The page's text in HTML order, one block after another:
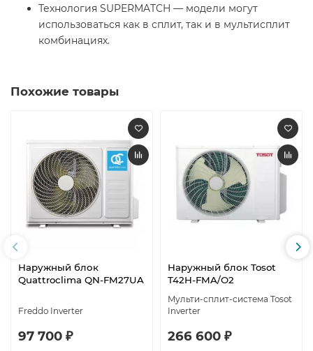
Технология SUPERMATCH — модели могут
использоваться как в сплит, так и в мультисплит
комбинациях.
Похожие товары
Наружный блок
Quattroclima QN-FM27UA
Freddo Inverter
97 700 ₽
Наружный блок Tosot
T42H-FMA/O2
Мульти-сплит-система Tosot
Inverter
266 600 ₽